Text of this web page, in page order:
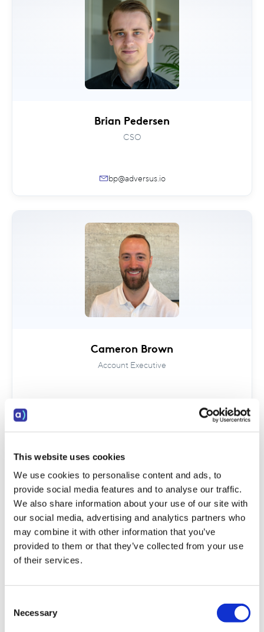
This website uses cookies
We use cookies to personalise content and ads, to
provide social media features and to analyse our traffic.
We also share information about your use of our site with
our social media, advertising and analytics partners who
may combine it with other information that you’ve
provided to them or that they’ve collected from your use
of their services.
Selection
Necessary
Brian Pedersen
CSO
bp@adversus.io
Cameron Brown
Account Executive